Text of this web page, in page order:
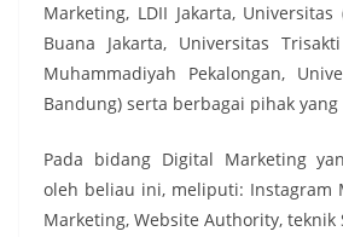
Marketing, LDII Jakarta,
Buana Jakarta, Universitas
Muhammadiyah Pekalongan,
Bandung) serta berbagai pihak
Pada bidang Digital Marketing
oleh beliau ini, meliputi: Instagram
Marketing, Website Authority, teknik